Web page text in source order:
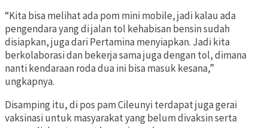
“Kita bisa melihat ada pom mini mobile, jadi kalau ada
pengendara yang di jalan tol kehabisan bensin sudah
disiapkan, juga dari Pertamina menyiapkan. Jadi kita
berkolaborasi dan bekerja sama juga dengan tol, dimana
nanti kendaraan roda dua ini bisa masuk kesana,”
ungkapnya.
Disamping itu, di pos pam Cileunyi terdapat juga gerai
vaksinasi untuk masyarakat yang belum divaksin serta